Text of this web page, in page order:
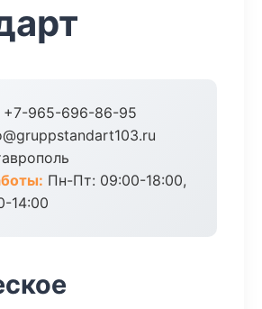
+7-965-696-86-95
Пн-Пт: 09:00-18:00,
14:00